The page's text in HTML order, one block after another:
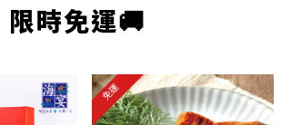
限時免運🚚
免運